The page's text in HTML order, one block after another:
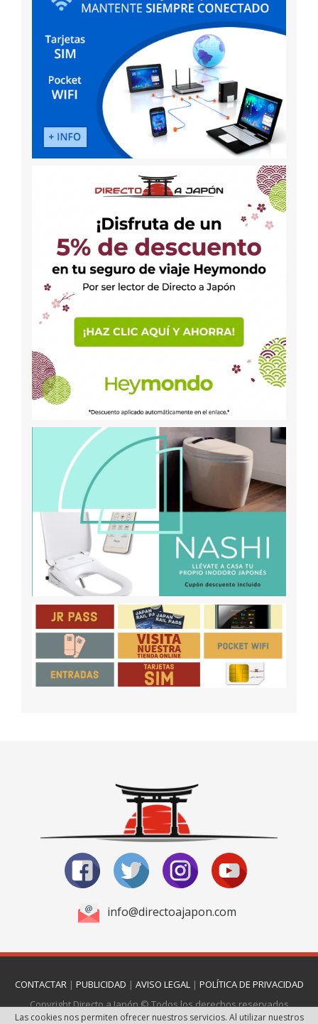
info@directoajapon.com
CONTACTAR| PUBLICIDAD | AVISO LEGAL| POLÍTICA DE PRIVACIDAD
Copyright Directo a Japón © Todos los derechos reservados
Las cookies nos permiten ofrecer nuestros servicios. Al utilizar nuestros